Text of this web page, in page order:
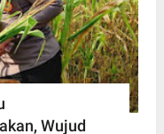
Wujud